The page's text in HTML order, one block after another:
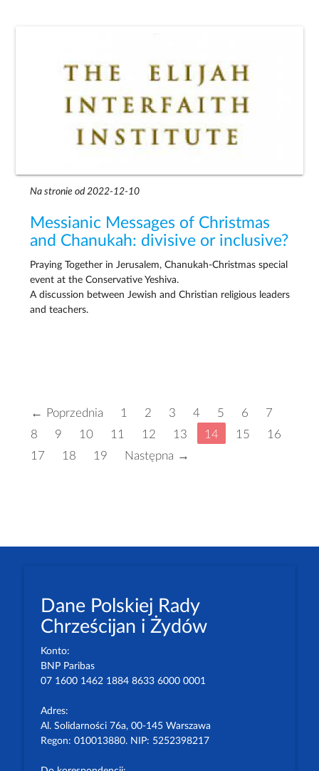
Na stronie od 2022-12-10
Messianic Messages of Christmas
and Chanukah: divisive or inclusive?
Praying Together in Jerusalem, Chanukah-Christmas special
event at the Conservative Yeshiva.
A discussion between Jewish and Christian religious leaders
and teachers.
← Poprzednia 1 2 3 4 5 6
7
8
9 10 11 12 13 14 15
16
17
18 19 Następna →
Dane Polskiej Rady
Chrześcijan i Żydów
Konto:
BNP Paribas
07 1600 1462 1884 8633 6000 0001
Adres:
Al. Solidarności 76a, 00-145 Warszawa
Regon: 010013880. NIP: 5252398217